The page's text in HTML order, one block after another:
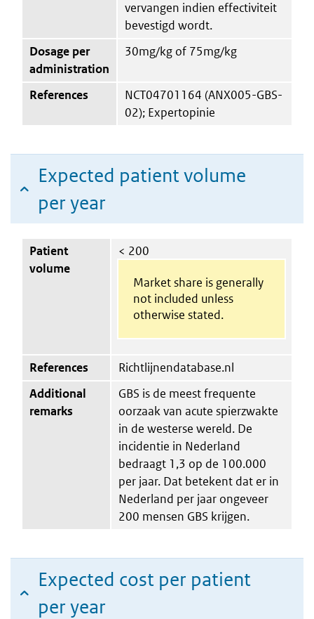
vervangen indien effectiviteit
bevestigd wordt.
Dosage per
administration
30mg/kg of 75mg/kg
References
NCT04701164 (ANX005-GBS-
02); Expertopinie
Expected patient volume
per year
Patient
volume
< 200
Market share is generally
not included unless
otherwise stated.
References
Richtlijnendatabase.nl
Additional
remarks
GBS is de meest frequente
oorzaak van acute spierzwakte
in de westerse wereld. De
incidentie in Nederland
bedraagt 1,3 op de 100.000
per jaar. Dat betekent dat er in
Nederland per jaar ongeveer
200 mensen GBS krijgen.
Expected cost per patient
per year